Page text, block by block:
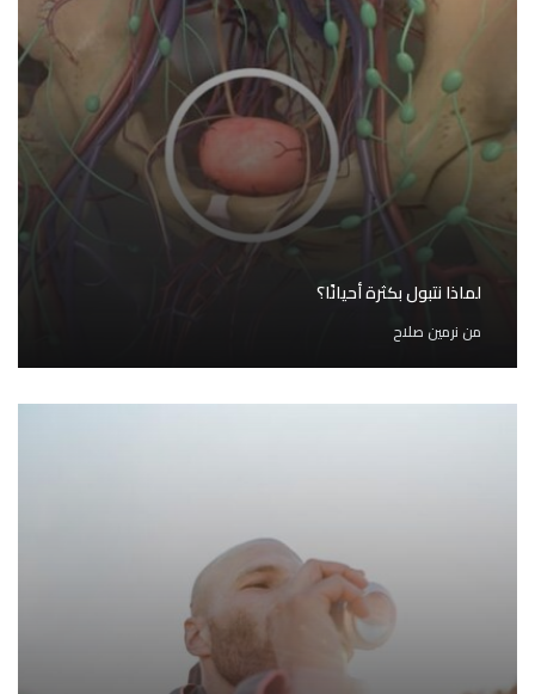
لماذا نتبول بكثرة أحيانًا؟
من نرمين صلاح